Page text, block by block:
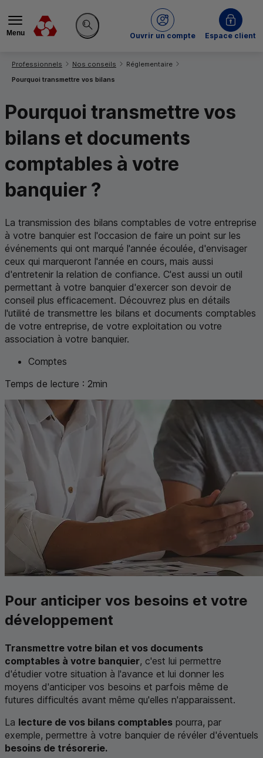
Menu
Rechercher sur le site
Ouvrir un compte
du Crédit MutuelEspace client
Vous êtes ici:
Professionnels Nos conseils
Réglementaire
Pourquoi transmettre vos bilans
Pourquoi transmettre vos
bilans et documents
comptables à votre
banquier ?
La transmission des bilans comptables de votre entreprise
à votre banquier est l'occasion de faire un point sur les
événements qui ont marqué l'année écoulée, d'envisager
ceux qui marqueront l'année en cours, mais aussi
d'entretenir la relation de confiance. C'est aussi un outil
permettant à votre banquier d'exercer son devoir de
conseil plus efficacement. Découvrez plus en détails
l'utilité de transmettre les bilans et documents comptables
de votre entreprise, de votre exploitation ou votre
association à votre banquier.
Comptes
Temps de lecture : 2min
Pour anticiper vos besoins et votre
développement
Transmettre votre bilan et vos documents
comptables à votre banquier, c'est lui permettre
d'étudier votre situation à l'avance et lui donner les
moyens d'anticiper vos besoins et parfois même de
futures difficultés avant même qu'elles n'apparaissent.
La lecture de vos bilans comptables pourra, par
exemple, permettre à votre banquier de révéler d'éventuels
besoins de trésorerie.